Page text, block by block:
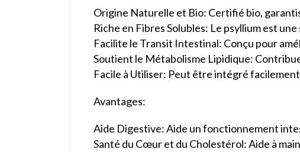
Origine Naturelle et Bio: Certifié bio,
Riche en Fibres Solubles: Le psyllium est
Facilite le Transit Intestinal: Conçu pour
Soutient le Métabolisme Lipidique:
Facile à Utiliser: Peut être intégré
Avantages:
Aide Digestive: Aide un fonctionnement
Santé du Cœur et du Cholestérol: Aide à